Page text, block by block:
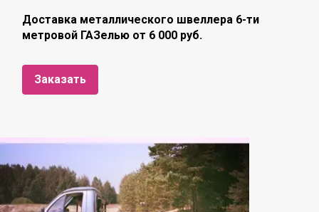
Доставка металлического швеллера 6-ти
метровой ГАЗелью от 6 000 руб.
Заказать